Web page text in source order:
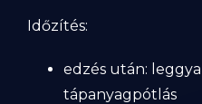
Időzítés:
edzés után:
tápanyagpótlás